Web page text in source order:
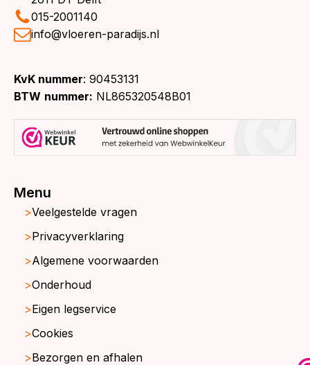
015-2001140
info@vloeren-paradijs.nl
KvK nummer: 90453131
BTW nummer: NL865320548B01
Menu
Veelgestelde vragen
Privacyverklaring
Algemene voorwaarden
Onderhoud
Eigen legservice
Cookies
Bezorgen en afhalen